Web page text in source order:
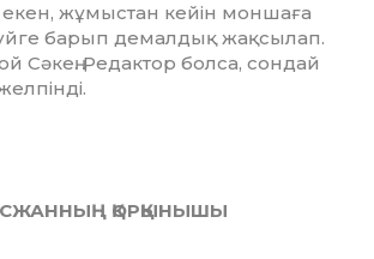
жұмыстан кейін моншаға
барып де­мал­дық жақсылап.
Сәкең. Редактор болса, сондай
ҚОРҚЫНЫШЫ